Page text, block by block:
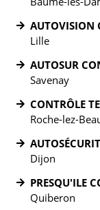
AUTOVISION
Lille
AUTOSUR
Savenay
CONTRÔLE
Roche-lez-
Dijon
PRESQU'ILE
Quiberon